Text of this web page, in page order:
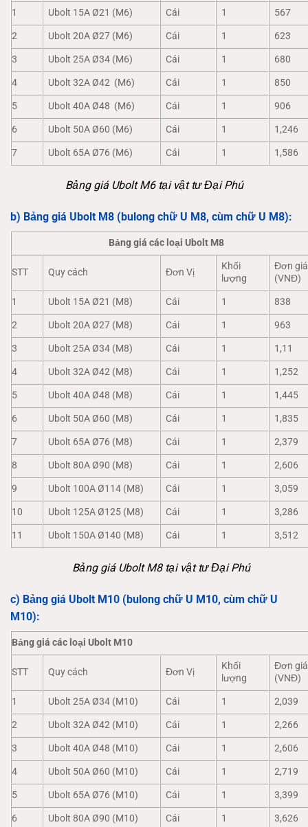
1
Ubolt 15A Ø21 (M6) Cái 1
567
2
Ubolt 20A Ø27 (M6) Cái 1
623
3
Ubolt 25A Ø34 (M6) Cái 1
680
4
Ubolt 32A Ø42 (M6) Cái 1
850
5
Ubolt 40A Ø48 (M6) Cái 1
906
6
Ubolt 50A Ø60 (M6) Cái 1
1,246
7
Ubolt 65A Ø76 (M6) Cái 1 1,586
Bảng giá Ubolt M6 tại vật tư Đại Phú
b) Bảng giá Ubolt M8 (bulong chữ U M8, cùm chữ U M8):
Bảng giá các loại Ubolt M8
STT Quy cách Đơn Vị
Khối
lượng
Đơn giá
(VNĐ)
1
Ubolt 15A Ø21 (M8) Cái 1
838
2
Ubolt 20A Ø27 (M8) Cái 1
963
3
Ubolt 25A Ø34 (M8) Cái 1
1,11
4
Ubolt 32A Ø42 (M8) Cái 1
1,252
5
Ubolt 40A Ø48 (M8) Cái 1
1,445
6
Ubolt 50A Ø60 (M8) Cái 1
1,835
7
Ubolt 65A Ø76 (M8) Cái 1
2,379
8
Ubolt 80A Ø90 (M8) Cái 1
2,606
9
Ubolt 100A Ø114 (M8) Cái 1
3,059
10
Ubolt 125A Ø125 (M8) Cái 1
3,286
11
Ubolt 150A Ø140 (M8) Cái 1 3,512
Bảng giá Ubolt M8 tại vật tư Đại Phú
c) Bảng giá Ubolt M10 (bulong chữ U M10, cùm chữ U
M10):
Bảng giá các loại Ubolt M10
STT Quy cách Đơn Vị
Khối
lượng
Đơn giá
(VNĐ)
1
Ubolt 25A Ø34 (M10) Cái 1
2,039
2
Ubolt 32A Ø42 (M10) Cái 1
2,266
3
Ubolt 40A Ø48 (M10) Cái 1
2,606
4
Ubolt 50A Ø60 (M10) Cái 1
2,719
5
Ubolt 65A Ø76 (M10) Cái 1
3,399
6
Ubolt 80A Ø90 (M10) Cái 1 3,626